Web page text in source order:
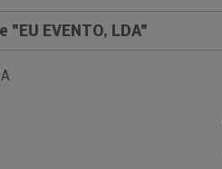
"EU EVENTO, LDA"